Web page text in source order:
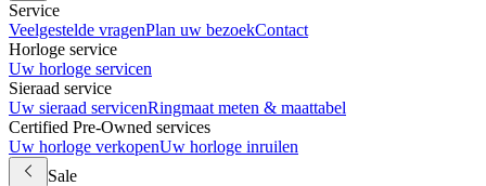
Service
Veelgestelde vragenPlan uw bezoekContact
Horloge service
Uw horloge servicen
Sieraad service
Uw sieraad servicenRingmaat meten & maattabel
Certified Pre-Owned services
Uw horloge verkopenUw horloge inruilen
Sale